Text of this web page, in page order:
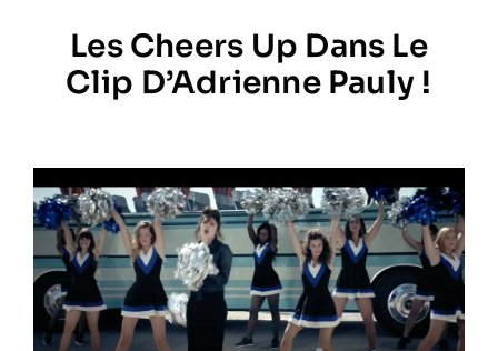
Prestations
Galerie
Formation
Les Cheers Up Dans Le
Clip D’Adrienne Pauly !